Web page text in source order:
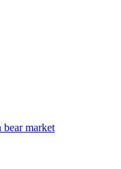
market